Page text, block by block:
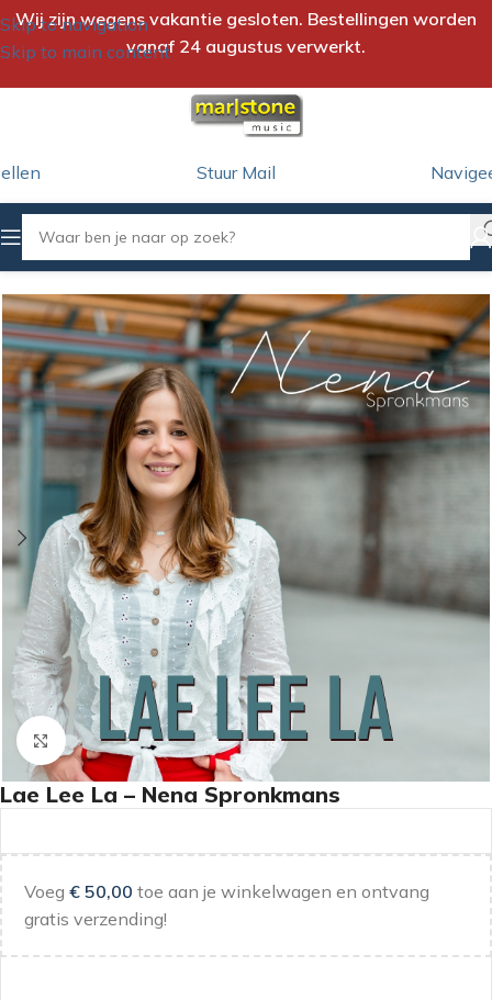
Skip to navigation
Skip to main content
Wij zijn wegens vakantie gesloten. Bestellingen worden
vanaf 24 augustus verwerkt.
Stuur Mail
Home/iTunes Download
Klik om te vergroten
Lae Lee La – Nena Spronkmans
Voeg € 50,00 toe aan je winkelwagen en ontvang
gratis verzending!